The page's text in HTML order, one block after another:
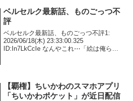
13:51:51...
ベルセルク最新話、ものごっつ不
評
ベルセルク最新話、ものごっつ不評1:
2026/06/18(木) 23:33:00.325
ID:In7LkCcIe なんやこれ⋯「絵は俺らが
【覇権】ちいかわのスマホアプリ
「ちいかわポケット」が近日配信